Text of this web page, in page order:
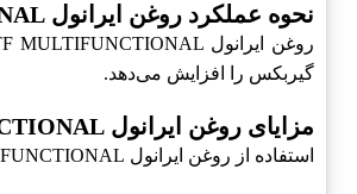
نحوه عملکرد روغن ایرانول ATF MULTIFUNCTIONAL
گیربکس را افزایش می‌دهد.
مزایای روغن ایرانول ATF MULTIFUNCTIONAL
استفاده از روغن ایرانول ATF MULTIFUNCTIONAL مزایای زیادی دارد که می‌توان به بهبود کارایی گیربکس، افزایش عمر مفید خودرو و کاهش هزینه‌های نگهداری اشاره کرد.